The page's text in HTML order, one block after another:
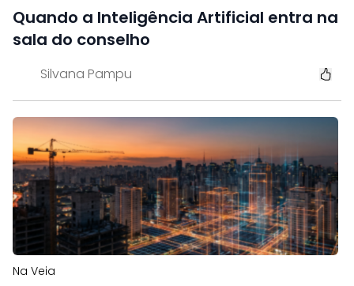
Quando a Inteligência Artificial entra na
sala do conselho
Silvana Pampu
Na Veia